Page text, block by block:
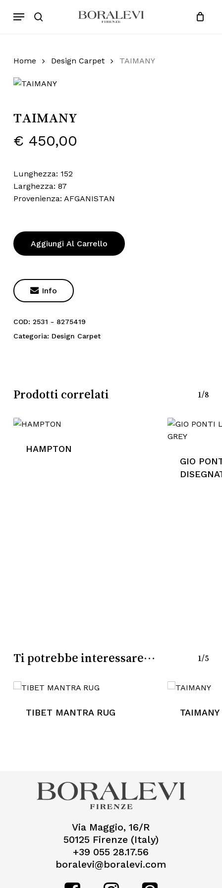
Products
search
Menu
Cart Close
Home Design Carpet TAIMANY
TAIMANY
€ 450,00
Lunghezza: 152
Larghezza: 87
Provenienza: AFGANISTAN
Aggiungi Al Carrello
Info
COD: 2531 - 8275419
Categoria: Design Carpet
Prodotti correlati 1/8
HAMPTON
GIO
Ti potrebbe interessare… 1/5
TIBET MANTRA RUG TAIMANY
Via Maggio, 16/R
50125 Firenze (Italy)
+39 055 28.17.56
boralevi@boralevi.com